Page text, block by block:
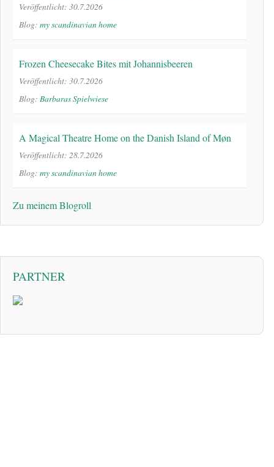
Veröffentlicht: 30.7.2026
Blog: my scandinavian home
Frozen Cheesecake Bites mit Johannisbeeren
Veröffentlicht: 30.7.2026
Blog: Barbaras Spielwiese
A Magical Theatre Home on the Danish Island of Møn
Veröffentlicht: 28.7.2026
Blog: my scandinavian home
Zu meinem Blogroll
PARTNER